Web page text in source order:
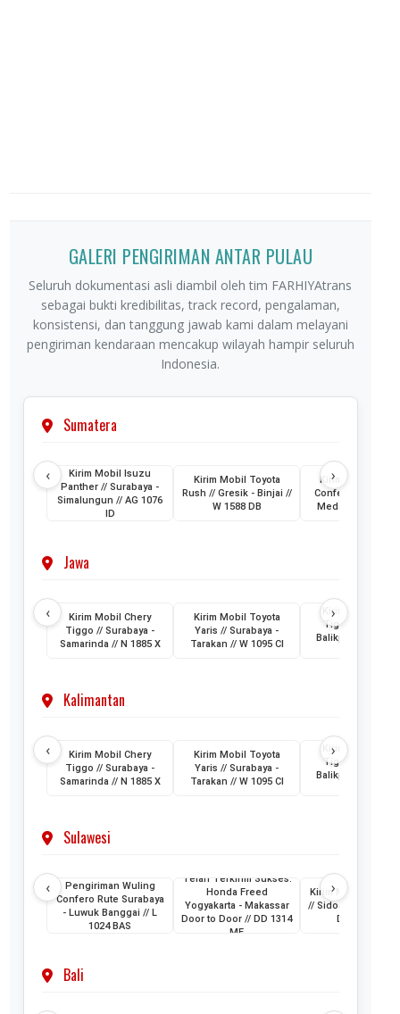
GALERI PENGIRIMAN ANTAR PULAU
Seluruh dokumentasi asli diambil oleh tim FARHIYAtrans
sebagai bukti kredibilitas, track record, pengalaman,
konsistensi, dan tanggung jawab kami dalam melayani
pengiriman kendaraan mencakup wilayah hampir seluruh
Indonesia.
Sumatera
‹
Kirim Mobil Isuzu
Panther // Surabaya -
Simalungun // AG 1076
ID
Kirim Mobil Toyota
Rush // Gresik - Binjai //
W 1588 DB
Kirim Mobil
Confero //
Medan // L 1202
›
Jawa
‹
Kirim Mobil Chery
Tiggo // Surabaya -
Samarinda // N 1885 X
Kirim Mobil Toyota
Yaris // Surabaya -
Tarakan // W 1095 CI
Kirim Mobil
Tiggo // Jakarta
Balikpapan // D
›
Kalimantan
‹
Kirim Mobil Chery
Tiggo // Surabaya -
Samarinda // N 1885 X
Kirim Mobil Toyota
Yaris // Surabaya -
Tarakan // W 1095 CI
Kirim Mobil
Tiggo // Jakarta
Balikpapan // D
›
Sulawesi
‹
Pengiriman Wuling
Confero Rute Surabaya
- Luwuk Banggai // L
1024 BAS
Telah Terkirim Sukses:
Honda Freed
Yogyakarta - Makassar
Door to Door // DD 1314
ME
Kirim Mobil Honda
// Sidoarjo -
DH 1024 KB
›
Bali